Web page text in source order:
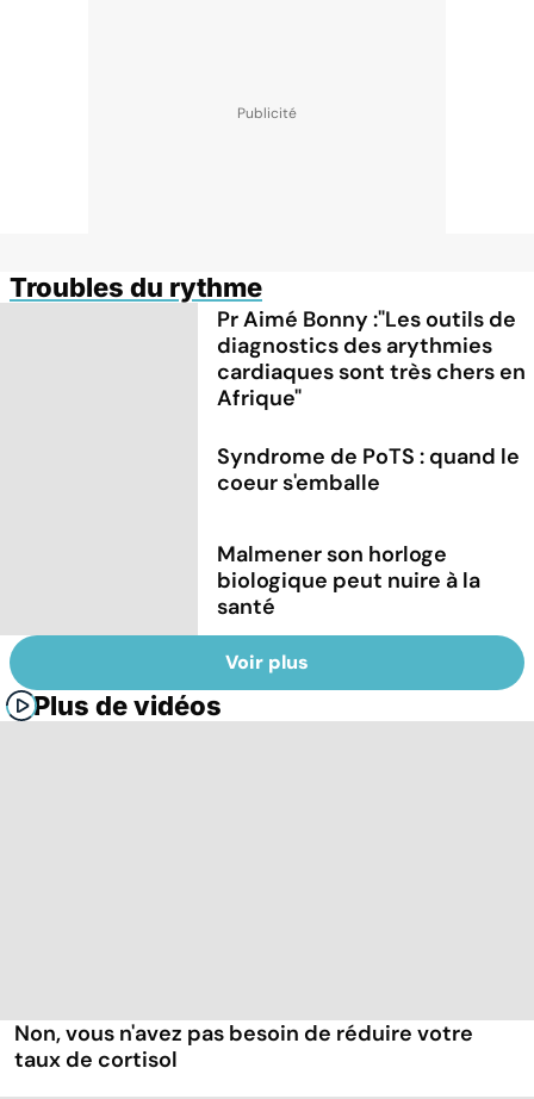
Troubles du rythme
Pr Aimé Bonny :"Les outils de
diagnostics des arythmies
cardiaques sont très chers en
Afrique"
Syndrome de PoTS : quand le
coeur s'emballe
Malmener son horloge
biologique peut nuire à la
santé
Voir plus
Plus de vidéos
Non, vous n'avez pas besoin de réduire votre
taux de cortisol